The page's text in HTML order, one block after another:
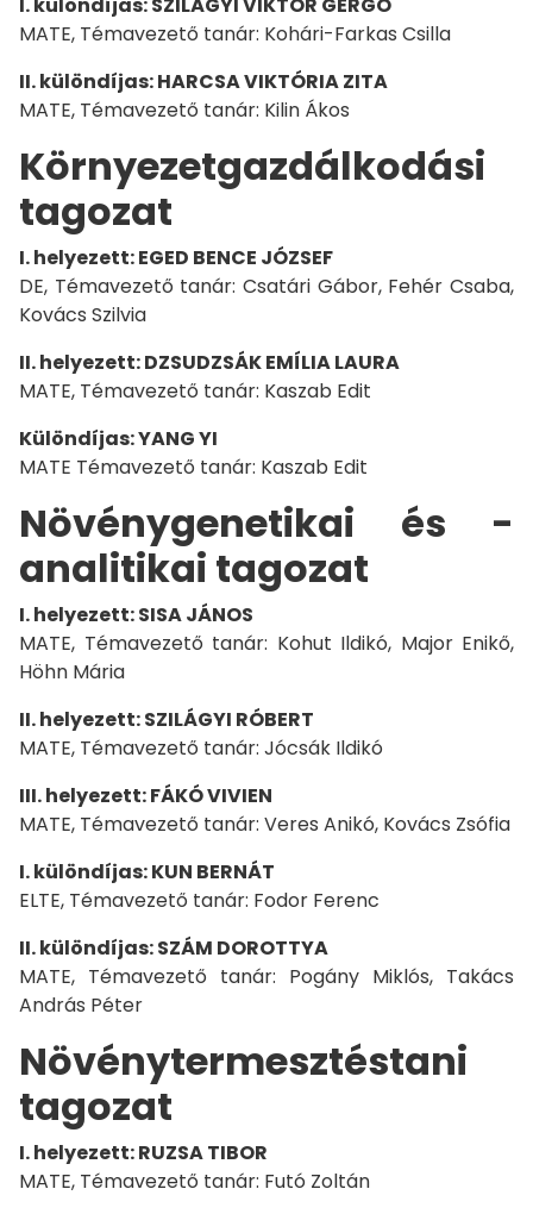
MATE, Témavezető tanár: Kohári-Farkas Csilla
II. különdíjas: HARCSA VIKTÓRIA ZITA
MATE, Témavezető tanár: Kilin Ákos
Környezetgazdálkodási
tagozat
I. helyezett: EGED BENCE JÓZSEF
DE, Témavezető tanár: Csatári Gábor, Fehér Csaba,
Kovács Szilvia
II. helyezett: DZSUDZSÁK EMÍLIA LAURA
MATE, Témavezető tanár: Kaszab Edit
Különdíjas: YANG YI
MATE Témavezető tanár: Kaszab Edit
Növénygenetikai és -
analitikai tagozat
I. helyezett: SISA JÁNOS
MATE, Témavezető tanár: Kohut Ildikó, Major Enikő,
Höhn Mária
II. helyezett: SZILÁGYI RÓBERT
MATE, Témavezető tanár: Jócsák Ildikó
III. helyezett: FÁKÓ VIVIEN
MATE, Témavezető tanár: Veres Anikó, Kovács Zsófia
I. különdíjas: KUN BERNÁT
ELTE, Témavezető tanár: Fodor Ferenc
II. különdíjas: SZÁM DOROTTYA
MATE, Témavezető tanár: Pogány Miklós, Takács
András Péter
Növénytermesztéstani
tagozat
I. helyezett: RUZSA TIBOR
MATE, Témavezető tanár: Futó Zoltán